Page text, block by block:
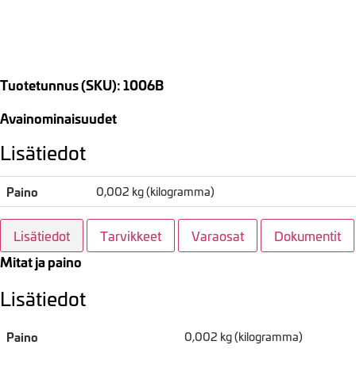
Tuotetunnus (SKU): 1006B
Avainominaisuudet
Lisätiedot
Paino 0,002 kg (kilogramma)
Lisätiedot Tarvikkeet Varaosat Dokumentit
Mitat ja paino
Lisätiedot
Paino 0,002 kg (kilogramma)